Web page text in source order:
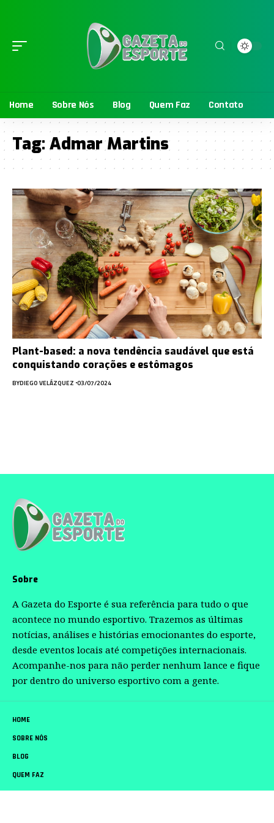
Home Sobre Nós Blog Quem Faz Contato
Tag: Admar Martins
Plant-based: a nova tendência saudável que está
conquistando corações e estômagos
BYDIEGO VELÁZQUEZ 03/07/2024
Sobre
A Gazeta do Esporte é sua referência para tudo o que
acontece no mundo esportivo. Trazemos as últimas
notícias, análises e histórias emocionantes do esporte,
desde eventos locais até competições internacionais.
Acompanhe-nos para não perder nenhum lance e fique
por dentro do universo esportivo com a gente.
HOME
SOBRE NÓS
BLOG
QUEM FAZ
CONTATO